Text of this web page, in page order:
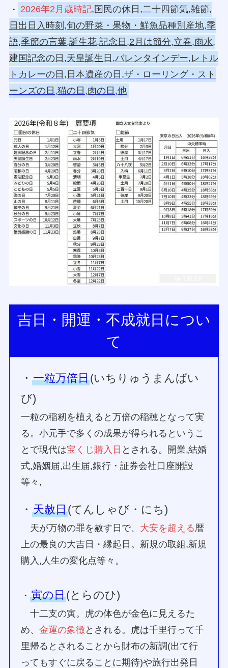
・ 2026年2月歳時記,国民の休日,二十四節気,雑節,
日出日入時刻,旬の野菜・果物・鮮魚品種別産地,季
語,季節の言葉,誕生花,記念日,2月は節分,立春,雨水,
建国記念の日,天皇誕生日,バレンタインデー,レトル
トカレーの日,日本遺産の日,ザ・ローリング・スト
ーンズの日,猫の日,肉の日,他
吉日・開運・不成就日につい
て
・一粒万倍日(いちりゅうまんばい
び)
一粒の稲籾を植えると万倍の稲穂となって実
る。小元手で多くの成果が得られるというこ
とで現代は宝くじ購入日 とされる。開業,結婚
式,婚姻届,出生届,銀行・証券会社口座開設
等々,
・天赦日(てんしゃび・にち)
天が万物の罪を赦す日で、 大安を超える暦
上の最良の大吉日・縁起日。新規の取組,新規
購入,人生の変化点等々。
・寅の日(とらのひ)
十二支の寅。虎の体色が金色に見えるた
め、金運の象徴 とされる。虎は千里行って千
里帰るとされることから財布の新調(出て行
ってもすぐに戻ることに期待)や旅行出発日